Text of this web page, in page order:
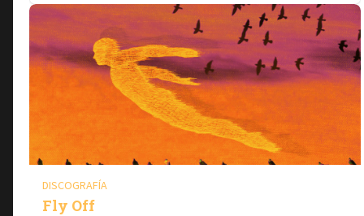
DISCOGRAFÍA
Fly Off